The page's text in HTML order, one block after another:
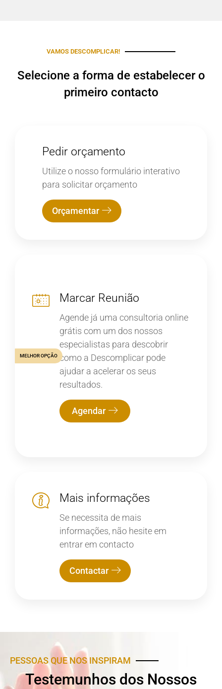
VAMOS DESCOMPLICAR!
Selecione a forma de estabelecer o
primeiro contacto
Pedir orçamento
Utilize o nosso formulário interativo
para solicitar orçamento
Orçamentar
Marcar Reunião
Agende já uma consultoria online
grátis com um dos nossos
especialistas para descobrir
como a Descomplicar pode
ajudar a acelerar os seus
resultados.
Agendar
MELHOR OPÇÃO
Mais informações
Se necessita de mais
informações, não hesite em
entrar em contacto
Contactar
PESSOAS QUE NOS INSPIRAM
Testemunhos dos Nossos